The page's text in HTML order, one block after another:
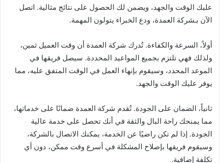
عليك الوقت والجهد، ويضمن لك الحصول على نتائج مثالية. اتصل
الآن بـشركة العمدة، ودع الخبراء يتولون المهمة.
أولاً، السرعة والكفاءة. تُدرك شركة العمدة أن وقت العميل ثمين،
ولذلك فهي تلتزم بجميع المواعيد المحددة. سيصل فريقها في
الموعد المحدد، وسيقوم بإنهاء العمل في الوقت المتفق عليه، مما
يوفر عليك الوقت والجهد.
ثانياً، الضمان على الجودة. تُقدم شركة العمدة ضمانًا على خدماتها،
مما يمنحك راحة البال والثقة في أنك تحصل على خدمة عالية
الجودة. إذا لم تكن راضيًا عن الخدمة، يمكنك الاتصال بالشركة،
وسيقوم فريقها بإصلاح المشكلة في أسرع وقت ممكن، دون أي
تكلفة إضافية.